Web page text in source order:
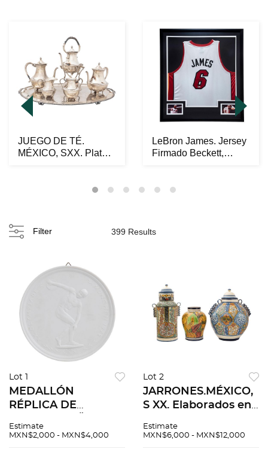
JUEGO DE TÉ.
MÉXICO, SXX. Plata
LeBron James. Jersey
Firmado Beckett,
Filter 399 Results
Lot 1
MEDALLÓN
RÉPLICA DE
1972 ALEMANIA, S.
Estimate
MXN$2,000 - MXN$4,000
Lot 2
JARRONES.MÉXICO,
S XX. Elaborados en
policromada tipo
Estimate
MXN$6,000 - MXN$12,000